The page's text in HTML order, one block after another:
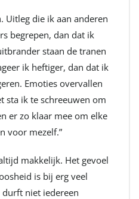
Uitleg die ik aan anderen
begrepen, dan dat ik
staan de tranen
ik heftiger, dan dat ik
Emoties overvallen
sta ik te schreeuwen om
er zo klaar mee om elke
voor mezelf.”
makkelijk. Het gevoel
is bij erg veel
durft niet iedereen